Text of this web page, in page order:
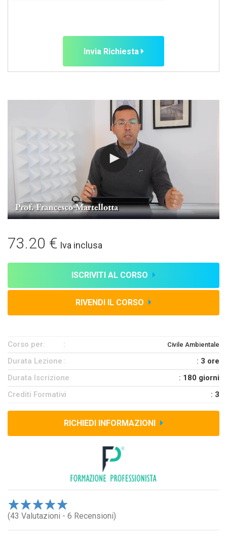
Invia Richiesta
73.20 € Iva inclusa
ISCRIVITI AL CORSO
RIVENDI IL CORSO
Corso per: Civile Ambientale
Durata Lezione : 3 ore
Durata Iscrizione
: 180 giorni
Crediti Formativi
: 3
RICHIEDI INFORMAZIONI
5
4
3
2
1
(43 Valutazioni - 6 Recensioni)